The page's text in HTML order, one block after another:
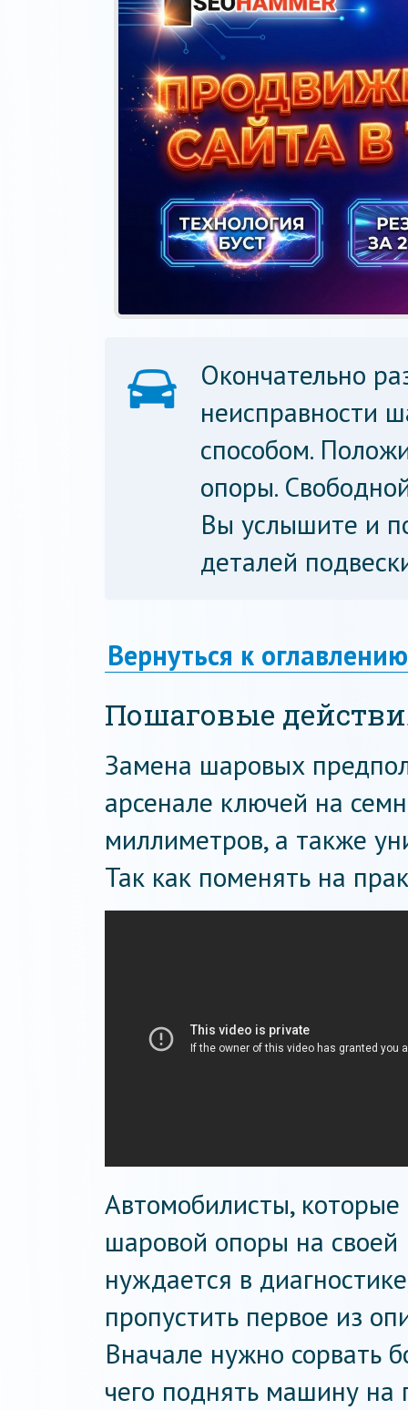
Окончательно
неисправности
способом.
опоры.
Вы услышите и
деталей
Вернуться к оглавлению
Пошаговые
Замена шаровых
арсенале ключей на
миллиметров, а также
Так как поменять на
Автомобилисты,
шаровой опоры на
нуждается в
пропустить первое из
Вначале нужно сорвать
чего поднять машину